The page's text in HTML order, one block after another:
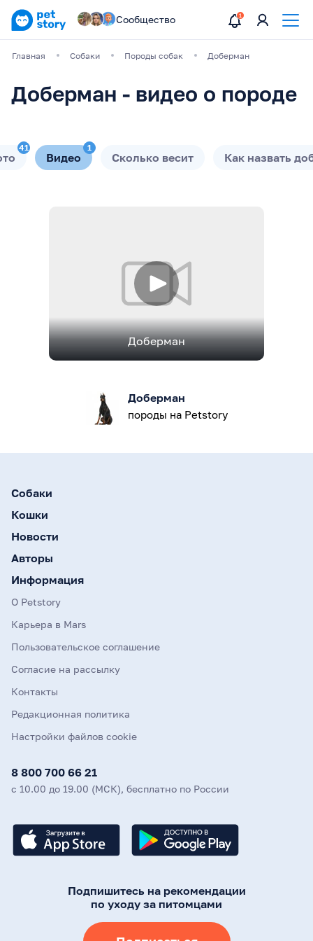
Сообщество
Главная Собаки Породы собак Доберман
Доберман - видео о породе
41
Видео
1
Сколько весит Как назвать
Доберман
Доберман
породы на Petstory
Собаки
Кошки
Новости
Авторы
Информация
О Petstory
Карьера в Mars
Пользовательское соглашение
Согласие на рассылку
Контакты
Редакционная политика
Настройки файлов cookie
8 800 700 66 21
с 10.00 до 19.00 (МСК), бесплатно по России
Подпишитесь на рекомендации
по уходу за питомцами